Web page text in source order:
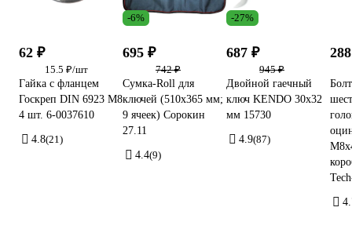
62 ₽
15.5 ₽/шт
Гайка с фланцем
Госкреп DIN 6923 M8
4 шт. 6-0037610
4.8(21)
-6%
695 ₽
742 ₽
Сумка-Roll для
ключей (510х365 мм;
9 ячеек) Сорокин
27.11
4.4(9)
-27%
687 ₽
945 ₽
Двойной гаечный
ключ KENDO 30x32
мм 15730
4.9(87)